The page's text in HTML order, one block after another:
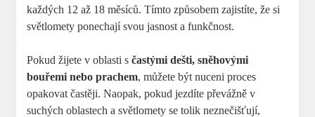
každých 12 až 18 měsíců. Tímto ⁣způsobem zajistíte, že si
světlomety ponechají svou jasnost a funkčnost.
Pokud žijete v oblasti ⁣sčastými dešti,​ sněhovými
bouřemi nebo prachem, můžete ‍být nuceni ​proces
opakovat častěji. Naopak, pokud jezdíte převážně v
⁢suchých oblastech a světlomety se tolik neznečišťují,